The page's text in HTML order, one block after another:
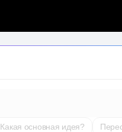
Какая основная идея?